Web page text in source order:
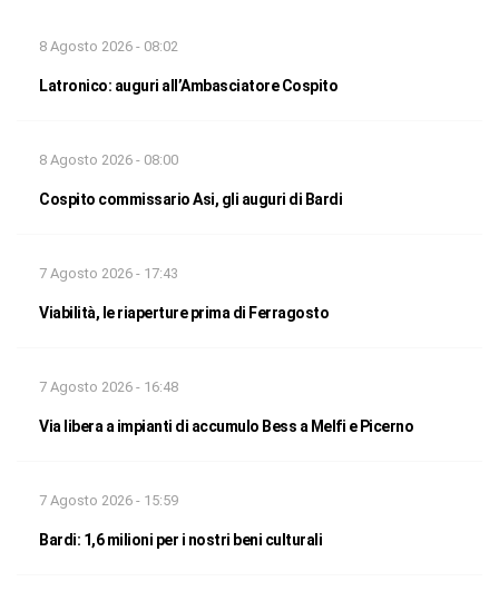
8 Agosto 2026 - 08:02
Latronico: auguri all’Ambasciatore Cospito
8 Agosto 2026 - 08:00
Cospito commissario Asi, gli auguri di Bardi
7 Agosto 2026 - 17:43
Viabilità, le riaperture prima di Ferragosto
7 Agosto 2026 - 16:48
Via libera a impianti di accumulo Bess a Melfi e Picerno
7 Agosto 2026 - 15:59
Bardi: 1,6 milioni per i nostri beni culturali